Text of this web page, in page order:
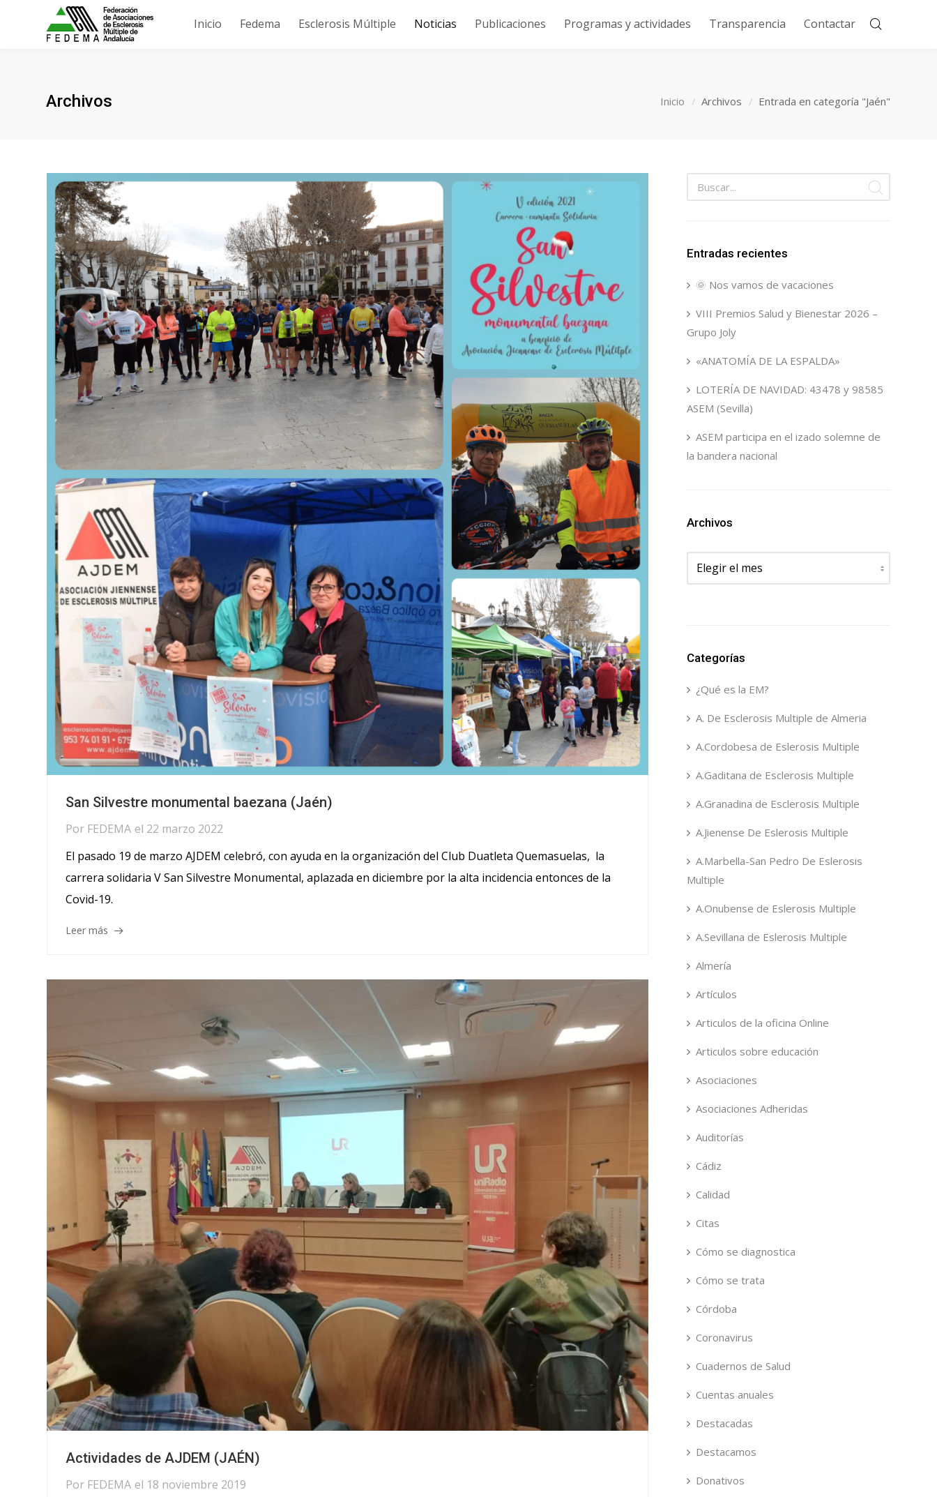
Inicio Fedema Esclerosis Múltiple Noticias Publicaciones Programas y actividades Transparencia Contactar
Archivos Inicio Archivos Entrada en categoría "Jaén"
San Silvestre monumental baezana (Jaén)
Por FEDEMA el 22 marzo 2022
El pasado 19 de marzo AJDEM celebró, con ayuda en la organización del Club Duatleta Quemasuelas, la
carrera solidaria V San Silvestre Monumental, aplazada en diciembre por la alta incidencia entonces de la
Covid-19.
Leer más
Actividades de AJDEM (JAÉN)
Por FEDEMA el 18 noviembre 2019
Entradas recientes
🌞 Nos vamos de vacaciones
VIII Premios Salud y Bienestar 2026 –
Grupo Joly
«ANATOMÍA DE LA ESPALDA»
LOTERÍA DE NAVIDAD: 43478 y 98585
ASEM (Sevilla)
ASEM participa en el izado solemne de
la bandera nacional
Archivos
Archivos
Categorías
¿Qué es la EM?
A. De Esclerosis Multiple de Almeria
A.Cordobesa de Eslerosis Multiple
A.Gaditana de Esclerosis Multiple
A.Granadina de Esclerosis Multiple
A.Jienense De Eslerosis Multiple
A.Marbella-San Pedro De Eslerosis
Multiple
A.Onubense de Eslerosis Multiple
A.Sevillana de Eslerosis Multiple
Almería
Artículos
Articulos de la oficina Online
Articulos sobre educación
Asociaciones
Asociaciones Adheridas
Auditorías
Cádiz
Calidad
Citas
Cómo se diagnostica
Cómo se trata
Córdoba
Coronavirus
Cuadernos de Salud
Cuentas anuales
Destacadas
Destacamos
Donativos